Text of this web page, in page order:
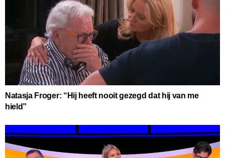
Natasja Froger: “Hij heeft nooit gezegd dat hij van me
hield”